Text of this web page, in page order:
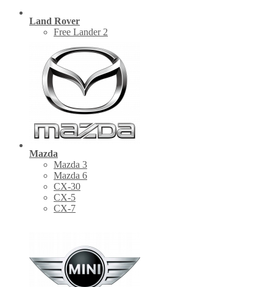
Land Rover
Free Lander 2
Mazda
Mazda 3
Mazda 6
CX-30
СХ-5
CX-7